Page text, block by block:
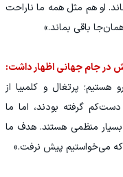
او هم مثل همه ما ناراحت
باقی بماند.»
در جام جهانی اظهار داشت:
پرتغال و کلمبیا از
گرفته بودند، اما ما
بسیار منظمی هستند. هدف ما
که می‌خواستیم پیش نرفت.»